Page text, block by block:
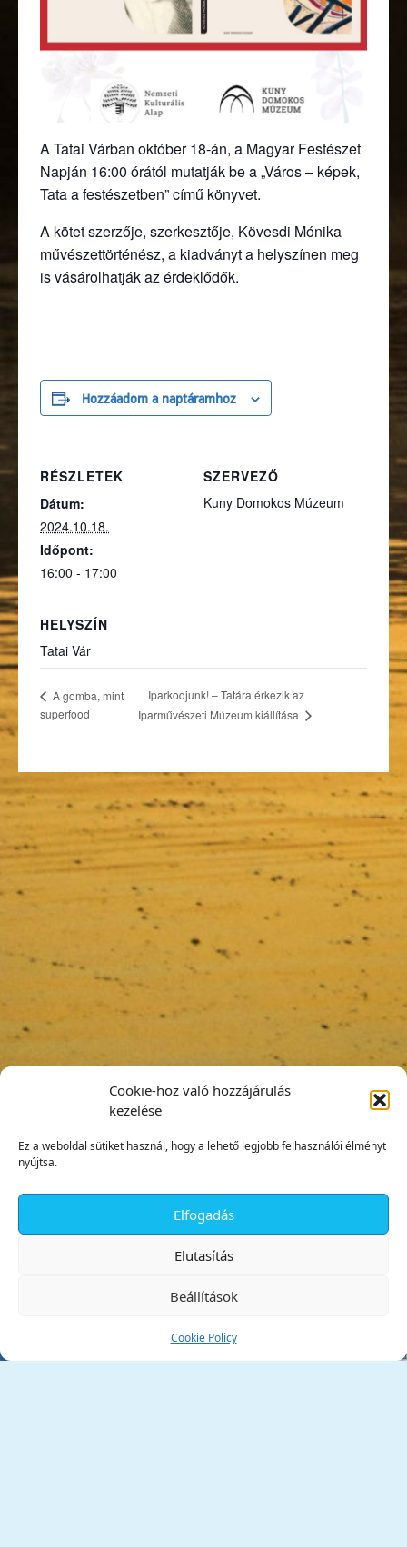
Cookie-hoz való hozzájárulás
kezelése
Ez a weboldal sütiket használ, hogy a lehető legjobb felhasználói élményt
nyújtsa.
Elfogadás
Elutasítás
Beállítások
Cookie Policy
A Tatai Várban október 18-án, a Magyar Festészet
Napján 16:00 órától mutatják be a „Város – képek,
Tata a festészetben” című könyvet.
A kötet szerzője, szerkesztője, Kövesdi Mónika
művészettörténész, a kiadványt a helyszínen meg
is vásárolhatják az érdeklődők.
Hozzáadom a naptáramhoz
RÉSZLETEK
Dátum:
2024.10.18.
Időpont:
16:00 - 17:00
SZERVEZŐ
Kuny Domokos Múzeum
HELYSZÍN
Tatai Vár
A gomba, mint
superfood
Iparkodjunk! – Tatára érkezik az
Iparművészeti Múzeum kiállítása
Tata Város Önkormányzata
✕